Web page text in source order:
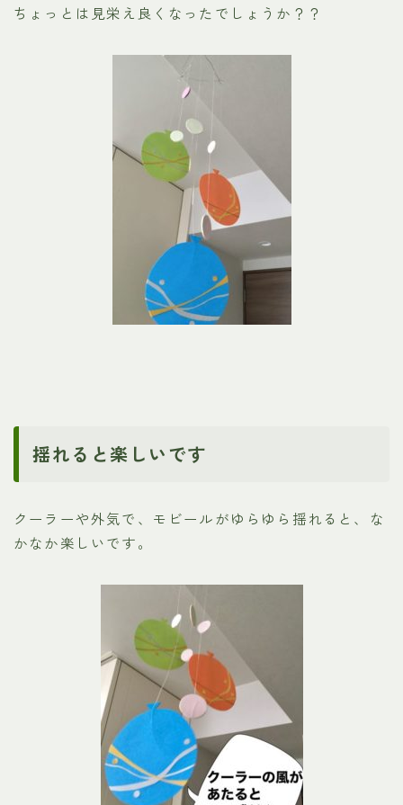
ちょっとは見栄え良くなったでしょうか？？
揺れると楽しいです
クーラーや外気で、モビールがゆらゆら揺れると、な
かなか楽しいです。